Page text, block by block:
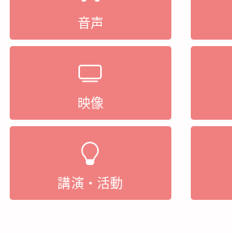
音声
映像
講演・活動